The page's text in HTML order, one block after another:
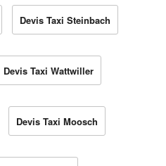
Devis Taxi Steinbach
Devis Taxi Wattwiller
Devis Taxi Moosch